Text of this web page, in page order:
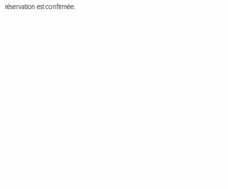
réservation est confirmée.